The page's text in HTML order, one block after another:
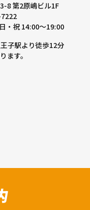
八王子市南町3-8 第2原嶋
：042-622-7222
〜22:00 / 日・祝 14:00
8 第2原嶋ビル1F
・祝 14:00〜19:00
子駅より徒歩12分
ます。